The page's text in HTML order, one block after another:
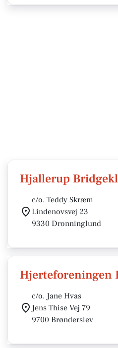
Hjallerup
c/o. Teddy Skræm
Lindenovsvej 23
9330 Dronninglund
Hjerteforeningen
c/o. Jane Hvas
Jens Thise Vej 79
9700 Brønderslev